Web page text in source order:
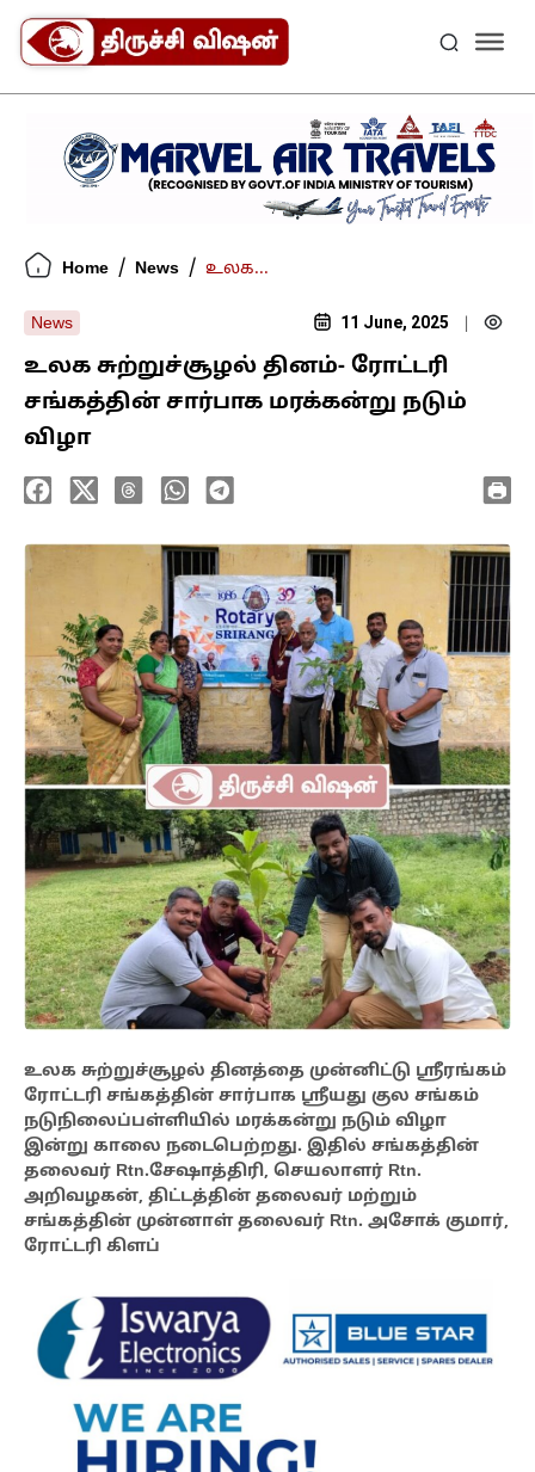
Home / News / உலக...
News 11 June, 2025
உலக சுற்றுச்சூழல் தினம்- ரோட்டரி
சங்கத்தின் சார்பாக மரக்கன்று நடும்
விழா
உலக சுற்றுச்சூழல் தினத்தை முன்னிட்டு ஸ்ரீரங்கம்
ரோட்டரி சங்கத்தின் சார்பாக ஸ்ரீயது குல சங்கம்
நடுநிலைப்பள்ளியில் மரக்கன்று நடும் விழா
இன்று காலை நடைபெற்றது. இதில் சங்கத்தின்
தலைவர் Rtn.சேஷாத்திரி, செயலாளர் Rtn.
அறிவழகன், திட்டத்தின் தலைவர் மற்றும்
சங்கத்தின் முன்னாள் தலைவர் Rtn. அசோக் குமார்,
ரோட்டரி கிளப்